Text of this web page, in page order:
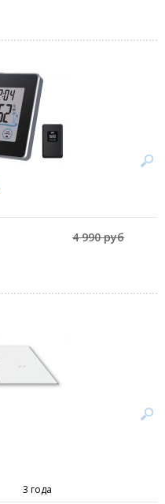
4 990 руб
3 года